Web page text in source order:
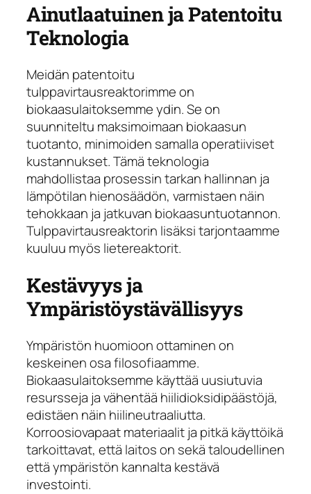
Ainutlaatuinen ja Patentoitu
Teknologia
Meidän patentoitu
tulppavirtausreaktorimme on
biokaasulaitoksemme ydin. Se on
suunniteltu maksimoimaan biokaasun
tuotanto, minimoiden samalla operatiiviset
kustannukset. Tämä teknologia
mahdollistaa prosessin tarkan hallinnan ja
lämpötilan hienosäädön, varmistaen näin
tehokkaan ja jatkuvan biokaasuntuotannon.
Tulppavirtausreaktorin lisäksi tarjontaamme
kuuluu myös lietereaktorit.
Kestävyys ja
Ympäristöystävällisyys
Ympäristön huomioon ottaminen on
keskeinen osa filosofiaamme.
Biokaasulaitoksemme käyttää uusiutuvia
resursseja ja vähentää hiilidioksidipäästöjä,
edistäen näin hiilineutraaliutta.
Korroosiovapaat materiaalit ja pitkä käyttöikä
tarkoittavat, että laitos on sekä taloudellinen
että ympäristön kannalta kestävä
investointi.